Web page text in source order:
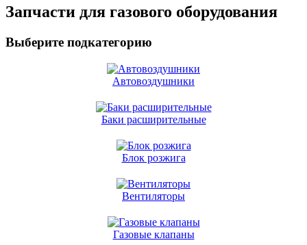
Запчасти для газового оборудования
Выберите подкатегорию
Автовоздушники
Баки расширительные
Блок розжига
Вентиляторы
Газовые клапаны